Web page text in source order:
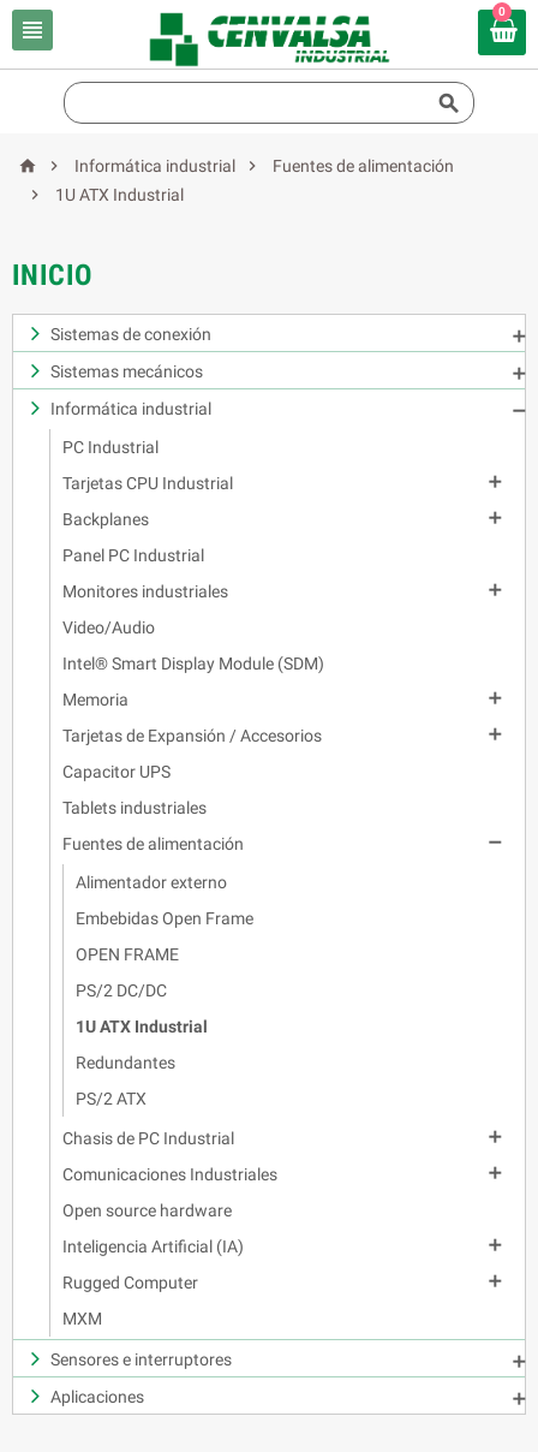

0

  Informática industrial 
Fuentes de alimentación

1U ATX Industrial
INICIO
Sistemas de conexión

Sistemas mecánicos

Informática industrial

PC Industrial
Tarjetas CPU Industrial

Backplanes

Panel PC Industrial
Monitores industriales

Video/Audio
Intel® Smart Display Module (SDM)
Memoria

Tarjetas de Expansión / Accesorios

Capacitor UPS
Tablets industriales
Fuentes de alimentación

Alimentador externo
Embebidas Open Frame
OPEN FRAME
PS/2 DC/DC
1U ATX Industrial
Redundantes
PS/2 ATX
Chasis de PC Industrial

Comunicaciones Industriales

Open source hardware
Inteligencia Artificial (IA)

Rugged Computer

MXM
Sensores e interruptores

Aplicaciones
